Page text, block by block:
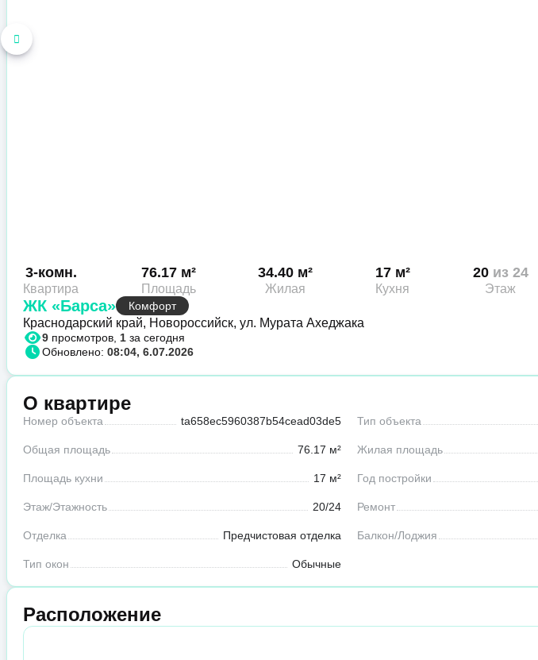
3-комн.
Квартира
76.17 м²
Площадь
34.40 м²
Жилая
17 м²
Кухня
20 из 24
Этаж
ЖК «Барса» Комфорт
Краснодарский край, Новороссийск, ул. Мурата Ахеджака
9 просмотров, 1 за сегодня
Обновлено: 08:04, 6.07.2026
О квартире
Номер объекта ta658ec5960387b54cead03de5 Тип объекта
Общая площадь 76.17 м² Жилая площадь
Площадь кухни 17 м² Год постройки
Этаж/Этажность 20/24 Ремонт
Отделка Предчистовая отделка Балкон/Лоджия
Тип окон Обычные
Расположение